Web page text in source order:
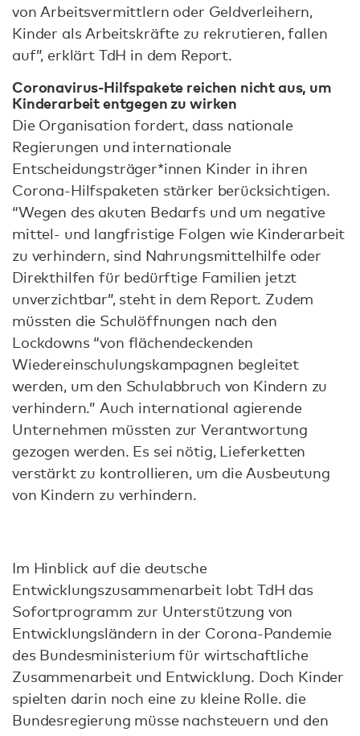
von Arbeitsvermittlern oder Geldverleihern,
Kinder als Arbeitskräfte zu rekrutieren, fallen
auf”, erklärt TdH in dem Report.
Coronavirus-Hilfspakete reichen nicht aus, um
Kinderarbeit entgegen zu wirken
Die Organisation fordert, dass nationale
Regierungen und internationale
Entscheidungsträger*innen Kinder in ihren
Corona-Hilfspaketen stärker berücksichtigen.
“Wegen des akuten Bedarfs und um negative
mittel- und langfristige Folgen wie Kinderarbeit
zu verhindern, sind Nahrungsmittelhilfe oder
Direkthilfen für bedürftige Familien jetzt
unverzichtbar”, steht in dem Report. Zudem
müssten die Schulöffnungen nach den
Lockdowns “von flächendeckenden
Wiedereinschulungskampagnen begleitet
werden, um den Schulabbruch von Kindern zu
verhindern.” Auch international agierende
Unternehmen müssten zur Verantwortung
gezogen werden. Es sei nötig, Lieferketten
verstärkt zu kontrollieren, um die Ausbeutung
von Kindern zu verhindern.
Im Hinblick auf die deutsche
Entwicklungszusammenarbeit lobt TdH das
Sofortprogramm zur Unterstützung von
Entwicklungsländern in der Corona-Pandemie
des Bundesministerium für wirtschaftliche
Zusammenarbeit und Entwicklung. Doch Kinder
spielten darin noch eine zu kleine Rolle. die
Bundesregierung müsse nachsteuern und den